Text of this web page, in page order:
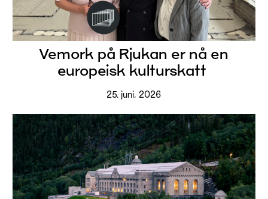
Vemork på Rjukan er nå en
europeisk kulturskatt
25. juni, 2026